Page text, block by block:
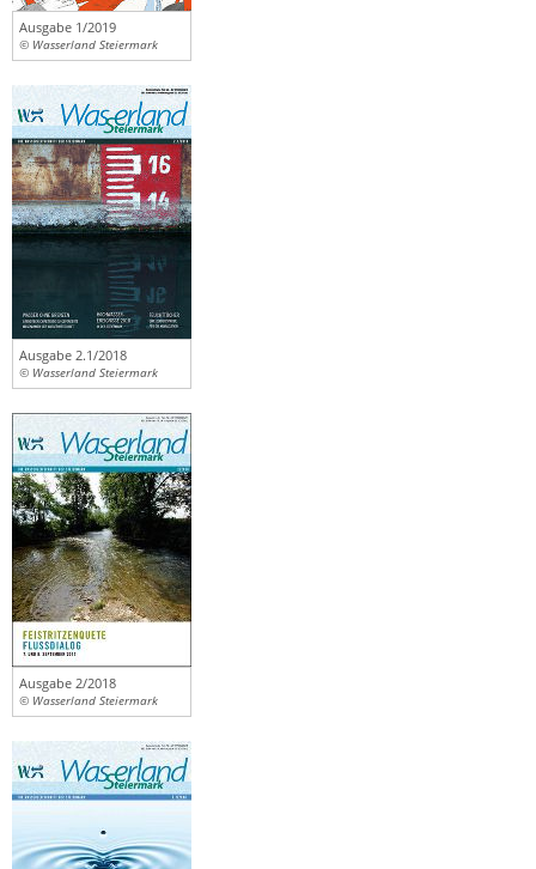
Ausgabe 1/2019
© Wasserland Steiermark
Ausgabe 2.1/2018
© Wasserland Steiermark
Ausgabe 2/2018
© Wasserland Steiermark